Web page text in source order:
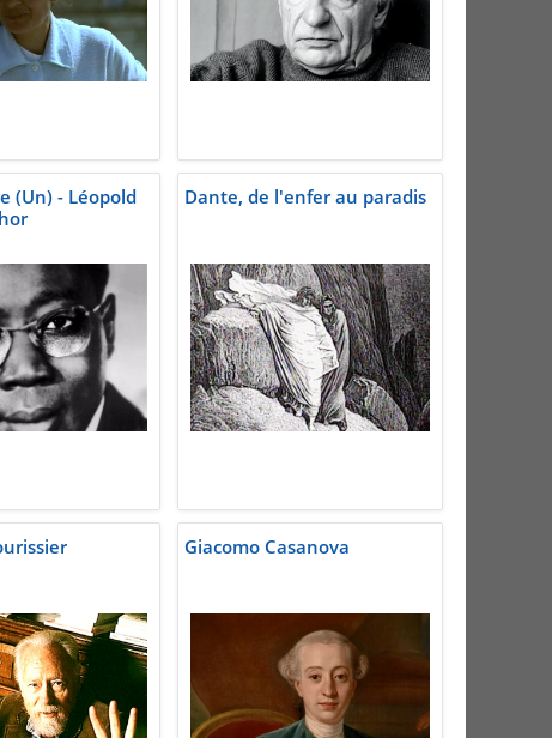
(Un) - Léopold
Dante, de l'enfer au paradis
Giacomo Casanova